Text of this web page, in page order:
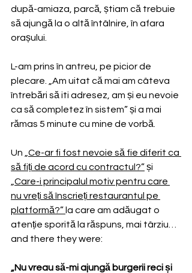
după-amiaza, parcă, știam că trebuie
să ajungă la o altă întâlnire, în afara
orașului.
L-am prins în antreu, pe picior de
plecare. „Am uitat că mai am câteva
întrebări să iti adresez, am și eu nevoie
ca să completez în sistem” și a mai
rămas 5 minute cu mine de vorbă.
Un
„Ce-ar fi fost nevoie să fie diferit ca
să fiți de acord cu contractul?” și
„Care-i principalul motiv pentru care
nu vreți să înscrieți restaurantul pe
platformă?” la care am adăugat o
atenție sporită la răspuns, mai târziu…
and there they were:
„Nu vreau să-mi ajungă burgerii reci și